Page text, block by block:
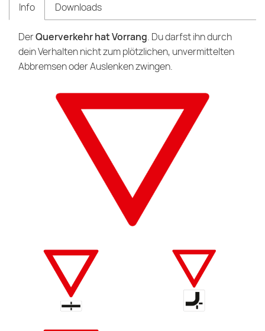
Info Downloads
DerQuerverkehr hat Vorrang. Du darfst ihn durch
dein Verhalten nicht zum plötzlichen, unvermittelten
Abbremsen oder Auslenken zwingen.